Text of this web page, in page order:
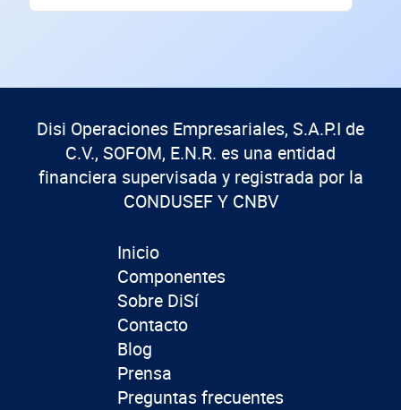
Inicio
Componentes
Sobre DiSí
Contacto
Blog
Prensa
Preguntas frecuentes
Disi Operaciones Empresariales, S.A.P.I de
C.V., SOFOM, E.N.R. es una entidad
financiera supervisada y registrada por la
CONDUSEF Y CNBV